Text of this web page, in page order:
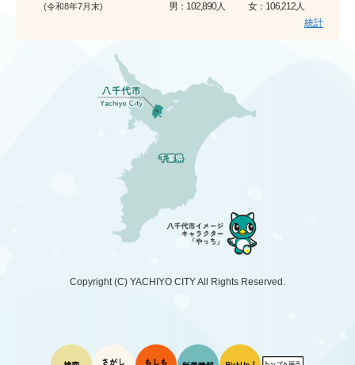
(令和8年7月末)
男： 102,890人 女： 106,212人
統計
Copyright (C) YACHIYO CITYAll Rights Reserved.